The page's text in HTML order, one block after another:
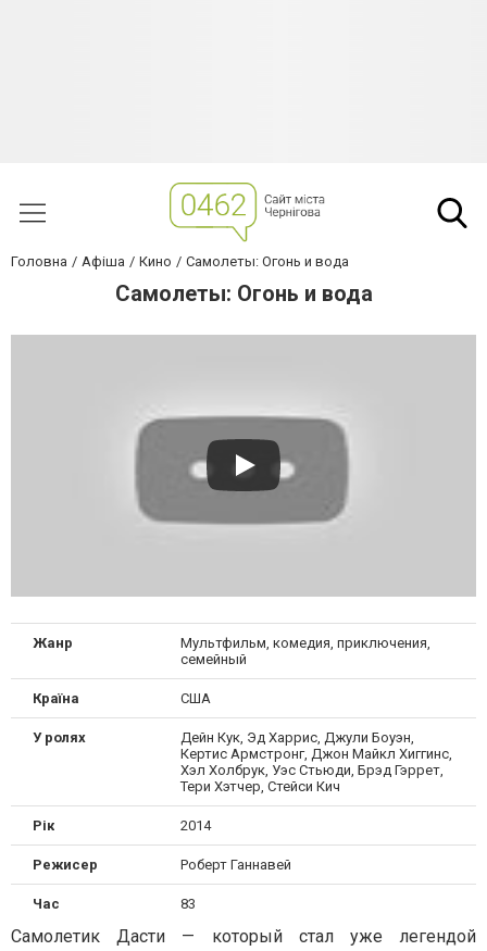
Головна Афіша Кино Самолеты: Огонь и вода
Самолеты: Огонь и вода
Жанр
Мультфильм, комедия, приключения,
семейный
Країна США
У ролях
Дейн Кук, Эд Харрис, Джули Боуэн,
Кертис Армстронг, Джон Майкл Хиггинс,
Хэл Холбрук, Уэс Стьюди, Брэд Гэррет,
Тери Хэтчер, Стейси Кич
Рік 2014
Режисер Роберт Ганнавей
Час 83
Самолетик Дасти — который стал уже легендой